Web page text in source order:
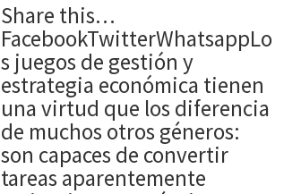
Share this…
FacebookTwitterWhatsappLo
s juegos de gestión y
estrategia económica tienen
una virtud que los diferencia
de muchos otros géneros:
son capaces de convertir
tareas aparentemente